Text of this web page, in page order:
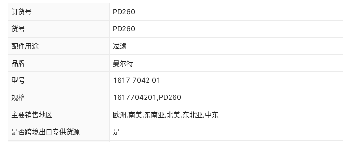
订货号 PD260
货号 PD260
配件用途 过滤
品牌 曼尔特
型号 1617 7042 01
规格 1617704201,PD260
主要销售地区 欧洲,南美,东南亚,北美,东北亚,中东
是否跨境出口专供货源 是